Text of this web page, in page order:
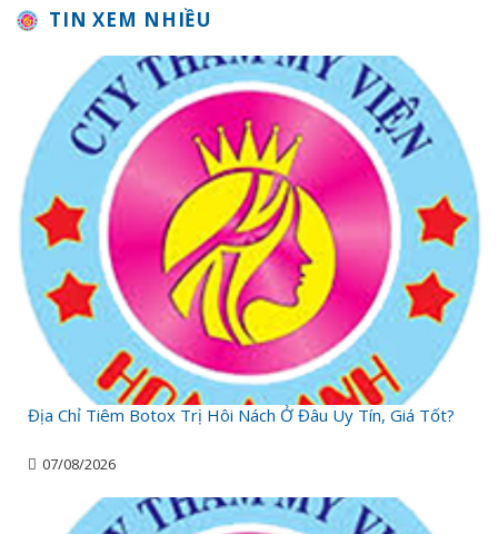
TIN XEM NHIỀU
Địa Chỉ Tiêm Botox Trị Hôi Nách Ở Đâu Uy Tín, Giá Tốt?
07/08/2026